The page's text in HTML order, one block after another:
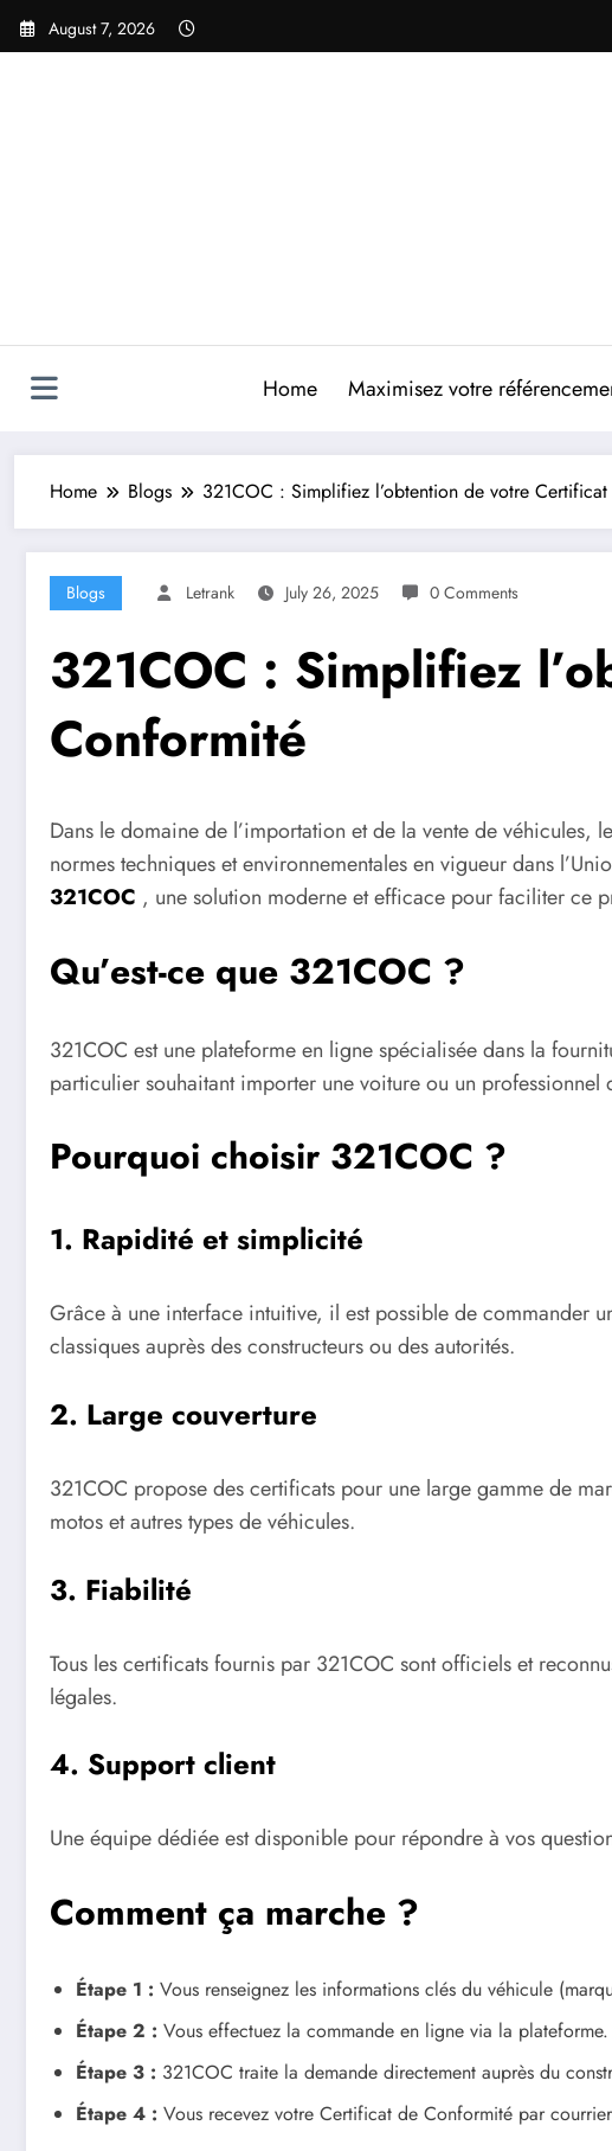
Skip
August 7, 2026
Home Maximisez votre
Home Blogs 321COC : Simplifiez l’obtention de votre
Blogs Letrank July 26, 2025 0 Comments
321COC : Simplifiez
Conformité
Dans le domaine de l’importation et de la vente de véhicules, le
normes techniques et environnementales en vigueur dans
321COC , une solution moderne et efficace pour faciliter ce
Qu’est-ce que 321COC ?
321COC est une plateforme en ligne spécialisée dans la
particulier souhaitant importer une voiture ou un
Pourquoi choisir 321COC ?
1. Rapidité et simplicité
Grâce à une interface intuitive, il est possible de commander
classiques auprès des constructeurs ou des autorités.
2. Large couverture
321COC propose des certificats pour une large gamme de
motos et autres types de véhicules.
3. Fiabilité
Tous les certificats fournis par 321COC sont officiels et
légales.
4. Support client
Une équipe dédiée est disponible pour répondre à vos
Comment ça marche ?
Étape 1 : Vous renseignez les informations clés du véhicule
Étape 2 : Vous effectuez la commande en ligne via la plateforme.
Étape 3 : 321COC traite la demande directement auprès du
Étape 4 : Vous recevez votre Certificat de Conformité par